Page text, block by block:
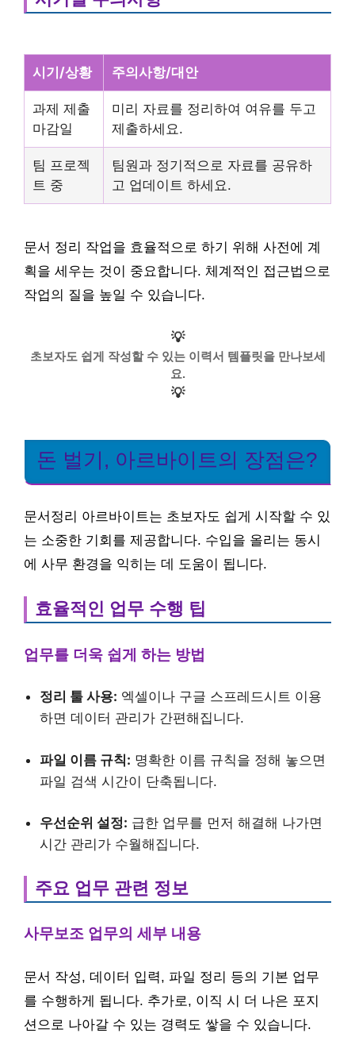
시기/상황 주의사항/대안
과제 제출
마감일
미리 자료를 정리하여 여유를 두고
제출하세요.
팀 프로젝
트 중
팀원과 정기적으로 자료를 공유하
고 업데이트 하세요.
문서 정리 작업을 효율적으로 하기 위해 사전에 계
획을 세우는 것이 중요합니다. 체계적인 접근법으로
작업의 질을 높일 수 있습니다.
💡
초보자도 쉽게 작성할 수 있는 이력서 템플릿을 만나보세
요.
💡
돈 벌기, 아르바이트의 장점은?
문서정리 아르바이트는 초보자도 쉽게 시작할 수 있
는 소중한 기회를 제공합니다. 수입을 올리는 동시
에 사무 환경을 익히는 데 도움이 됩니다.
효율적인 업무 수행 팁
업무를 더욱 쉽게 하는 방법
정리 툴 사용: 엑셀이나 구글 스프레드시트 이용
하면 데이터 관리가 간편해집니다.
파일 이름 규칙: 명확한 이름 규칙을 정해 놓으면
파일 검색 시간이 단축됩니다.
우선순위 설정: 급한 업무를 먼저 해결해 나가면
시간 관리가 수월해집니다.
주요 업무 관련 정보
사무보조 업무의 세부 내용
문서 작성, 데이터 입력, 파일 정리 등의 기본 업무
를 수행하게 됩니다. 추가로, 이직 시 더 나은 포지
션으로 나아갈 수 있는 경력도 쌓을 수 있습니다.